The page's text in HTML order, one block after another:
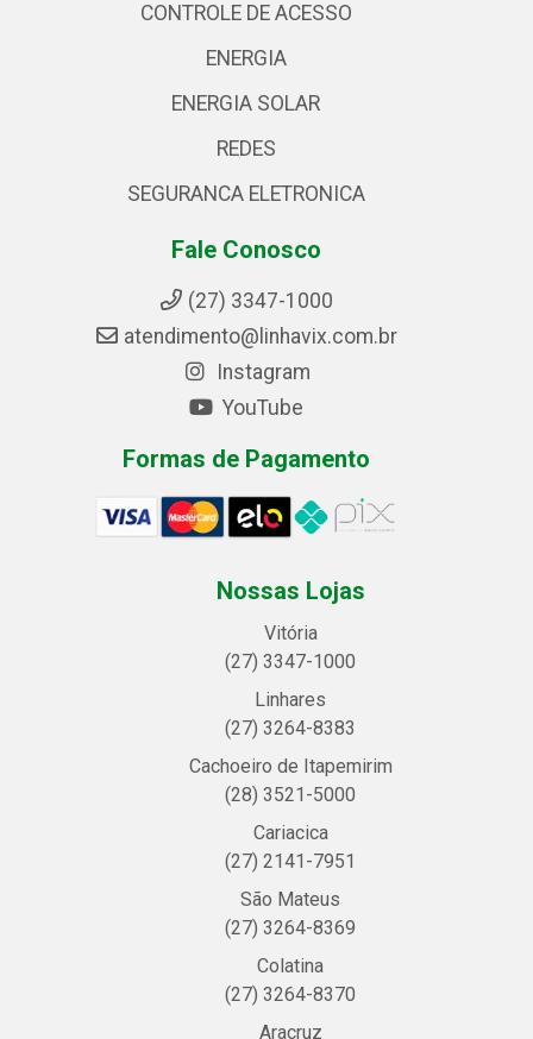
CONTROLE DE ACESSO
ENERGIA
ENERGIA SOLAR
REDES
SEGURANCA ELETRONICA
Fale Conosco
(27) 3347-1000
atendimento@linhavix.com.br
Instagram
YouTube
Formas de Pagamento
Nossas Lojas
Vitória
(27) 3347-1000
Linhares
(27) 3264-8383
Cachoeiro de Itapemirim
(28) 3521-5000
Cariacica
(27) 2141-7951
São Mateus
(27) 3264-8369
Colatina
(27) 3264-8370
Aracruz